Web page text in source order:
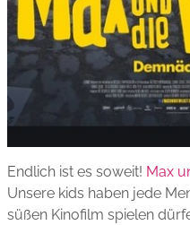
Endlich ist es soweit! Max
Unsere kids haben jede
süßen Kinofilm spielen